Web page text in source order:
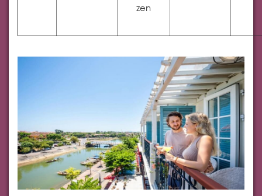
zen